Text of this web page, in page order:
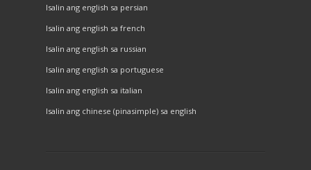
Isalin ang english sa persian
Isalin ang english sa french
Isalin ang english sa russian
Isalin ang english sa portuguese
Isalin ang english sa italian
Isalin ang chinese (pinasimple) sa english